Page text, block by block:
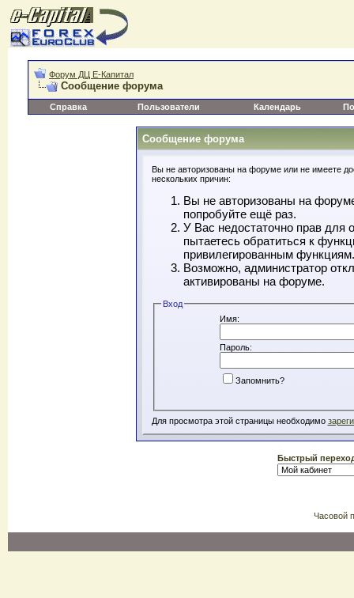
Форум ДЦ Е-Капитал
Сообщение форума
Справка Пользователи Календарь
Сообщение форума
Вы не авторизованы на форуме или не имеете
нескольких причин:
Вы не авторизованы на
попробуйте ещё раз.
У Вас недостаточно прав для
пытаетесь обратиться к
привилегированным функциям.
Возможно, администратор
активированы на форуме.
Вход
Имя:
Пароль:
Запомнить?
Для просмотра этой страницы необходимо
Быстрый
Часовой